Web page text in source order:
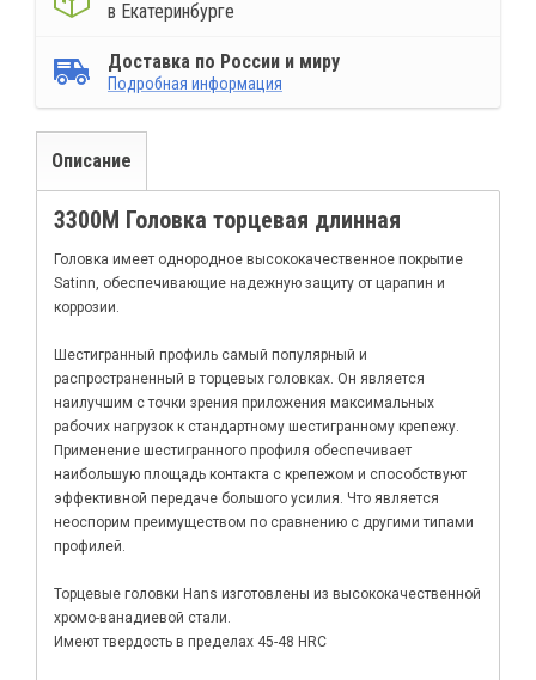
в Екатеринбурге
Доставка по России и миру
Подробная информация
Описание
3300М Головка торцевая длинная
Головка имеет однородное высококачественное покрытие
Satinn, обеспечивающие надежную защиту от царапин и
коррозии.
Шестигранный профиль самый популярный и
распространенный в торцевых головках. Он является
наилучшим с точки зрения приложения максимальных
рабочих нагрузок к стандартному шестигранному крепежу.
Применение шестигранного профиля обеспечивает
наибольшую площадь контакта с крепежом и способствуют
эффективной передаче большого усилия. Что является
неоспорим преимуществом по сравнению с другими типами
профилей.
Торцевые головки Hans изготовлены из высококачественной
хромо-ванадиевой стали.
Имеют твердость в пределах 45-48 HRC